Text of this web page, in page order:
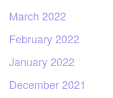
March 2022
February 2022
January 2022
December 2021